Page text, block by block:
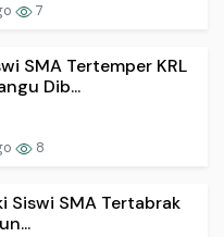
7
SMA Tertemper KRL
Dib...
8
Siswi SMA Tertabrak